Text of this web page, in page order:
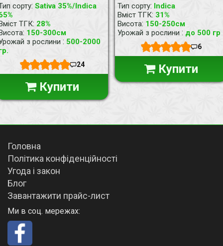
сорту: Sativa 35%/Indica
ТГК: 28%
: 150-300см
з рослини : 500-2000
24
Купити
Тип сорту: Indica
Вміст ТГК: 31%
Висота: 150-250см
Урожай з рослини : до 500 гр
6
Купити
Головна
Політика конфіденційності
Угода і закон
Блог
Завантажити прайс-лист
Ми в соц. мережах: